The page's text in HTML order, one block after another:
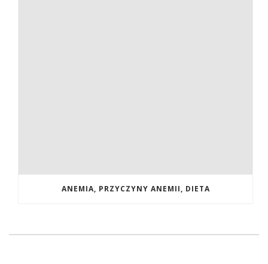
ANEMIA, PRZYCZYNY ANEMII, DIETA